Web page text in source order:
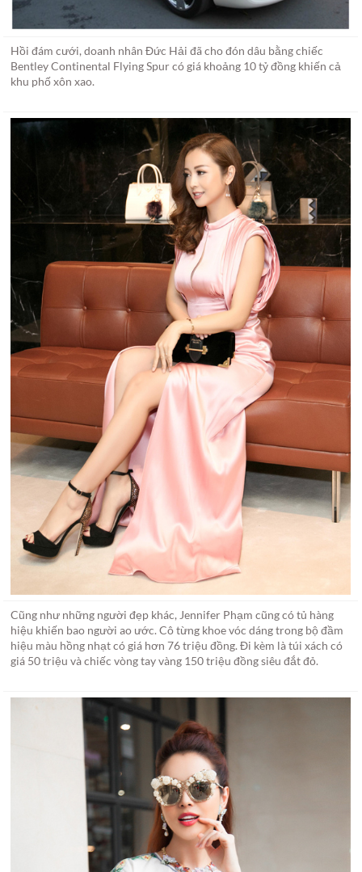
Hồi đám cưới, doanh nhân Đức Hải đã cho đón dâu bằng chiếc
Bentley Continental Flying Spur có giá khoảng 10 tỷ đồng khiến cả
khu phố xôn xao.
Cũng như những người đẹp khác, Jennifer Phạm cũng có tủ hàng
hiệu khiến bao người ao ước. Cô từng khoe vóc dáng trong bộ đầm
hiệu màu hồng nhạt có giá hơn 76 triệu đồng. Đi kèm là túi xách có
giá 50 triệu và chiếc vòng tay vàng 150 triệu đồng siêu đắt đỏ.